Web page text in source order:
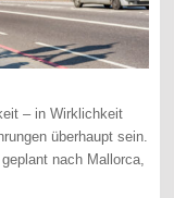
– in Wirklichkeit
überhaupt sein.
nach Mallorca,